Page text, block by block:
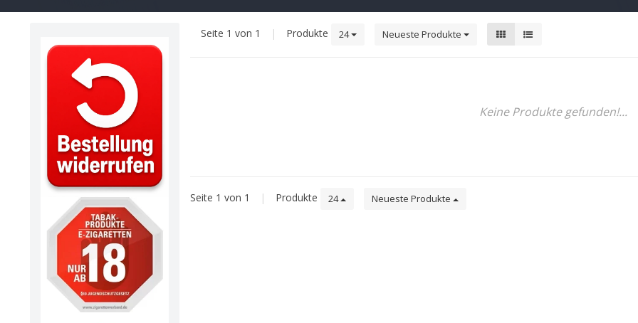
Seite 1 von 1 | Produkte 24 Neueste Produkte
Keine Produkte gefunden!...
Seite 1 von 1 | Produkte 24 Neueste Produkte